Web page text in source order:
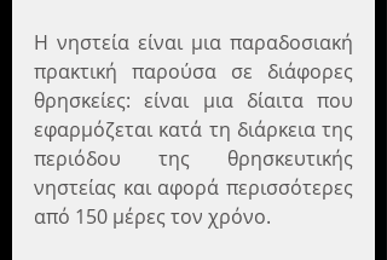
Η νηστεία είναι μια παραδοσιακή
πρακτική παρούσα σε διάφορες
θρησκείες: είναι μια δίαιτα που
εφαρμόζεται κατά τη διάρκεια της
περιόδου της θρησκευτικής
νηστείας και αφορά περισσότερες
από 150 μέρες τον χρόνο.